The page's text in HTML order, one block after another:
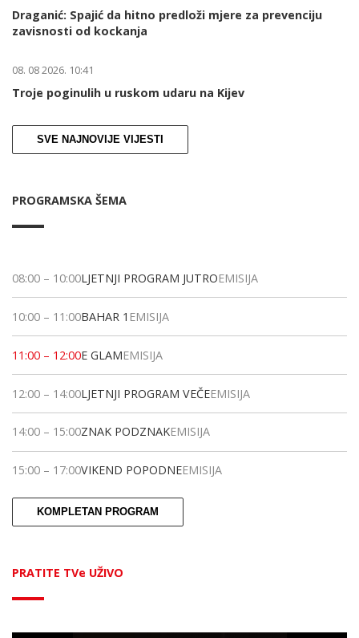
Draganić: Spajić da hitno predloži mjere za prevenciju
zavisnosti od kockanja
08. 08 2026. 10:41
Troje poginulih u ruskom udaru na Kijev
SVE NAJNOVIJE VIJESTI
PROGRAMSKA ŠEMA
08:00 – 10:00LJETNJI PROGRAM JUTROEMISIJA
10:00 – 11:00BAHAR 1 EMISIJA
11:00 – 12:00E GLAMEMISIJA
12:00 – 14:00LJETNJI PROGRAM VEČEEMISIJA
14:00 – 15:00ZNAK PODZNAKEMISIJA
15:00 – 17:00VIKEND POPODNEEMISIJA
KOMPLETAN PROGRAM
PRATITE TVe UŽIVO